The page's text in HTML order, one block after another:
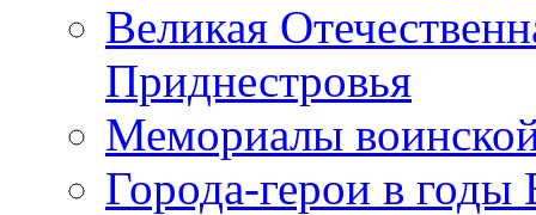
Великая
Приднестровья
Мемориалы
Города-герои в